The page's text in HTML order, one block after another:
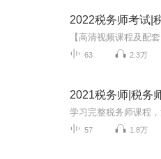
2022税务师考试|
63 2.3万
2021税务师|税务
57 1.8万